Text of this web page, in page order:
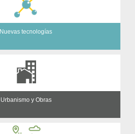
Nuevas tecnologías
Urbanismo y Obras